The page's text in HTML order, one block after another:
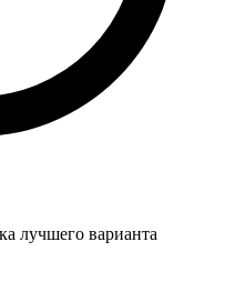
лучшего варианта